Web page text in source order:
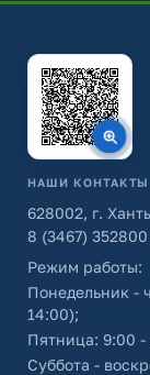
НАШИ КОНТАКТЫ
628002, г.
8 (3467) 352800
Режим работы:
Понедельник -
14:00);
Пятница: 9:00 -
Суббота -